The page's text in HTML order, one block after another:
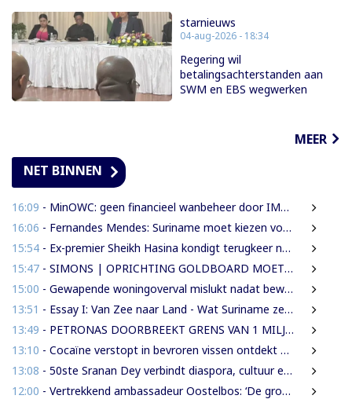
starnieuws
04-aug-2026 - 18:34
Regering wil
betalingsachterstanden aan
SWM en EBS wegwerken
MEER
NET BINNEN
16:09 - MinOWC: geen financieel wanbeheer door IMEAO-2-directeur, wel procedurele fouten
16:06 - Fernandes Mendes: Suriname moet kiezen voor presidentieel of parlementair stelsel
15:54 - Ex-premier Sheikh Hasina kondigt terugkeer naar Bangladesh aan ondanks doodstraf
15:47 - SIMONS | OPRICHTING GOLDBOARD MOET GOUDSECTOR ORDENEN EN STAATSINKOMSTEN VERHOGEN
15:00 - Gewapende woningoverval mislukt nadat bewoners en buren alarm slaan
13:51 - Essay I: Van Zee naar Land - Wat Suriname zelf moet weten over de Nieuwe Raffinaderij en Gas-to-Shore
13:49 - PETRONAS DOORBREEKT GRENS VAN 1 MILJARD VATEN IN BLOK 52 | WAT BETEKENT DEZE MIJLPAAL VOOR DE SURINAAMSE ECONOMIE?
13:10 - Cocaïne verstopt in bevroren vissen ontdekt bij douanecontrole
13:08 - 50ste Sranan Dey verbindt diaspora, cultuur en ondernemerschap in New York
12:00 - Vertrekkend ambassadeur Oostelbos: ‘De grootste rijkdom van Suriname zijn de mensen’